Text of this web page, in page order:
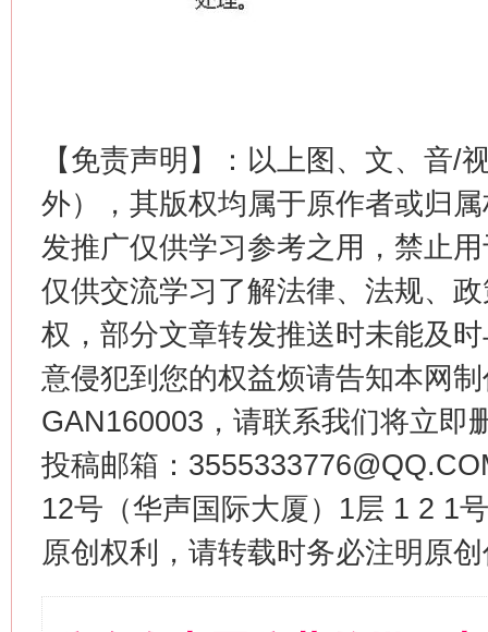
【免责声明】：以上图、文、音/
外），其版权均属于原作者或归
发推广仅供学习参考之用，禁止
仅供交流学习了解法律、法规、
权，部分文章转发推送时未能及
意侵犯到您的权益烦请告知本网
GAN160003，请联系我们将立即
投稿邮箱：
12号（华声国际大厦）1层 1 2 1
原创权利，请转载时务必注明原